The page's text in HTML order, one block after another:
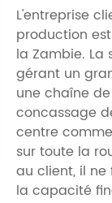
L'entreprise
production
la Zambie. La
gérant un
une chaîne
concassage
centre
sur toute la
au client, il
la capacité